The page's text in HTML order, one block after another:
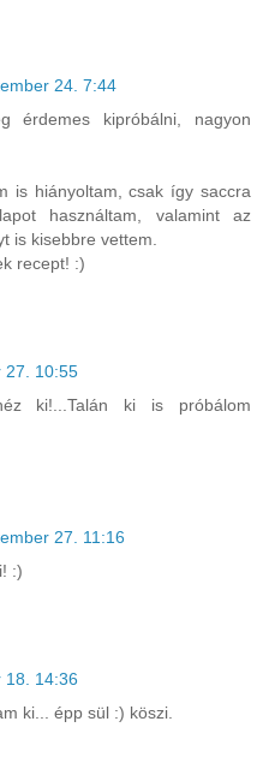
24. 7:44
érdemes kipróbálni, nagyon
is hiányoltam, csak így saccra
használtam, valamint az
is kisebbre vettem.
recept! :)
27. 10:55
ki!...Talán ki is próbálom
27. 11:16
:)
18. 14:36
ki... épp sül :) köszi.